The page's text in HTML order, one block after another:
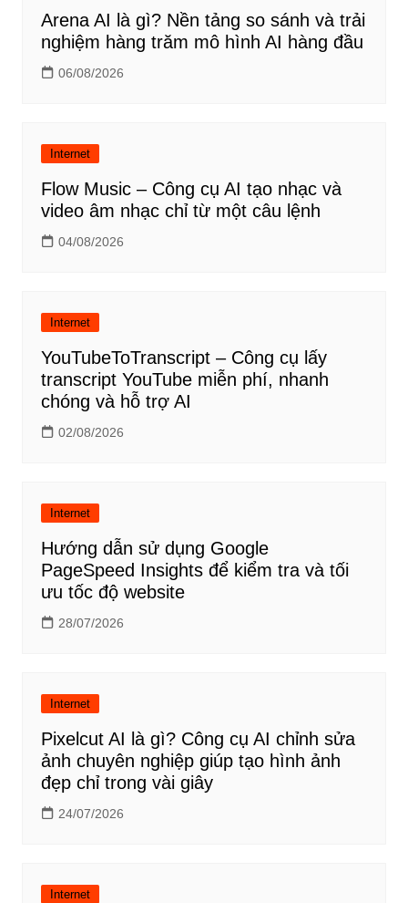
Arena AI là gì? Nền tảng so sánh và trải
nghiệm hàng trăm mô hình AI hàng đầu
06/08/2026
Internet
Flow Music – Công cụ AI tạo nhạc và
video âm nhạc chỉ từ một câu lệnh
04/08/2026
Internet
YouTubeToTranscript – Công cụ lấy
transcript YouTube miễn phí, nhanh
chóng và hỗ trợ AI
02/08/2026
Internet
Hướng dẫn sử dụng Google
PageSpeed Insights để kiểm tra và tối
ưu tốc độ website
28/07/2026
Internet
Pixelcut AI là gì? Công cụ AI chỉnh sửa
ảnh chuyên nghiệp giúp tạo hình ảnh
đẹp chỉ trong vài giây
24/07/2026
Internet